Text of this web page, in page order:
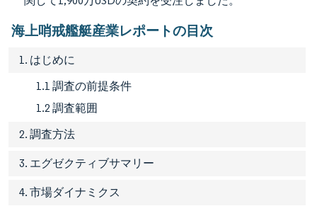
海上哨戒艦艇産業レポートの目次
1. はじめに
1.1 調査の前提条件
1.2 調査範囲
2. 調査方法
3. エグゼクティブサマリー
4. 市場ダイナミクス